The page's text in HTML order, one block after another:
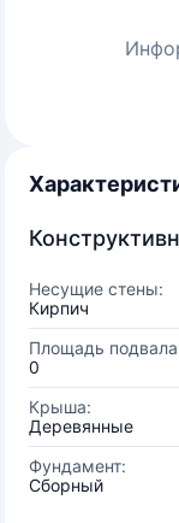
Несущие стены:
Кирпич
Площадь
0
Крыша:
Деревянные
Фундамент:
Сборный